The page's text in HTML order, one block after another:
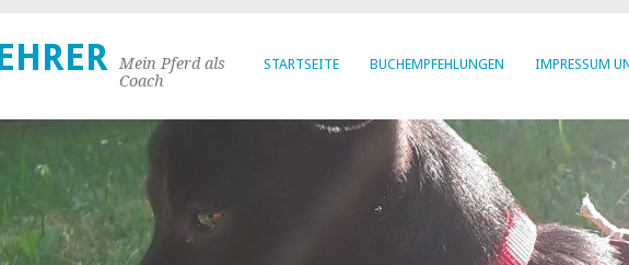
STARTSEITE BUCHEMPFEHLUNGEN IMPRESSUM
Mein Pferd als
Coach